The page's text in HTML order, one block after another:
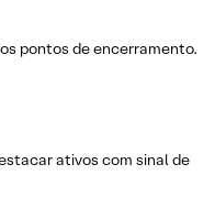
pontos de encerramento.
ativos com sinal de